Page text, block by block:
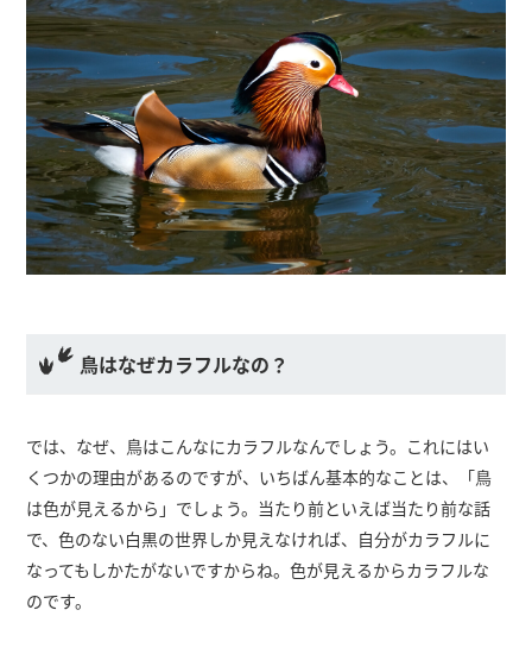
鳥はなぜカラフルなの？
では、なぜ、鳥はこんなにカラフルなんでしょう。これにはい
くつかの理由があるのですが、いちばん基本的なことは、「鳥
は色が見えるから」でしょう。当たり前といえば当たり前な話
で、色のない白黒の世界しか見えなければ、自分がカラフルに
なってもしかたがないですからね。色が見えるからカラフルな
のです。